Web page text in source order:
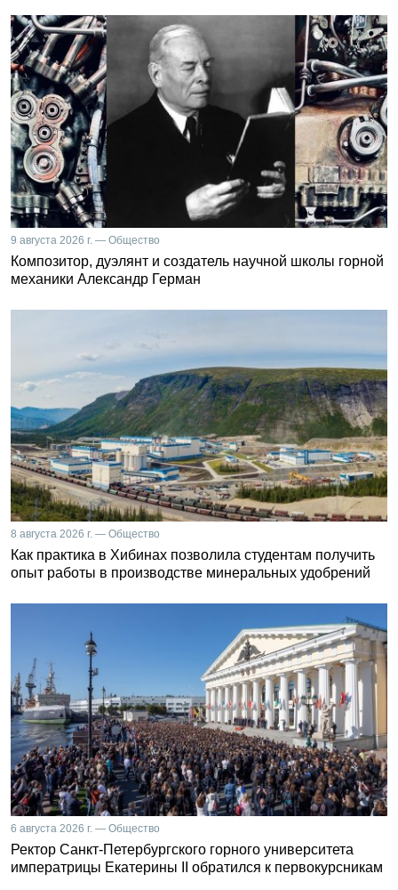
9 августа 2026 г. — Общество
Композитор, дуэлянт и создатель научной школы горной
механики Александр Герман
8 августа 2026 г. — Общество
Как практика в Хибинах позволила студентам получить
опыт работы в производстве минеральных удобрений
6 августа 2026 г. — Общество
Ректор Санкт-Петербургского горного университета
императрицы Екатерины II обратился к первокурсникам